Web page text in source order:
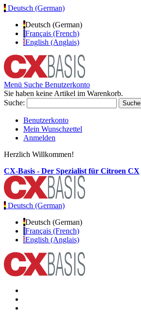
Deutsch (German)
Deutsch (German)
Français (French)
English (Anglais)
Menü Suche Benutzerkonto
Sie haben keine Artikel im Warenkorb.
Suche:
Suche
Benutzerkonto
Mein Wunschzettel
Anmelden
Herzlich Willkommen!
CX-Basis - Der Spezialist für Citroen CX
Deutsch (German)
Deutsch (German)
Français (French)
English (Anglais)